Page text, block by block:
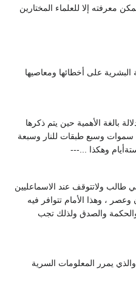
معرفته إلا للعلماء المختارين
البشرية على أخطائها ومعاصيها
بالغة الأهمية حين يتم ذكرها
7 : فهناك سبع سموات وسبع طبقات للنار وسبعة
وهكذا ...---
طالب ولاتتوقف عند الاسماعليين
، وهذا الأمام تتوافر فيه
والصدق ولذلك تجب
يمرر المعلومات السرية